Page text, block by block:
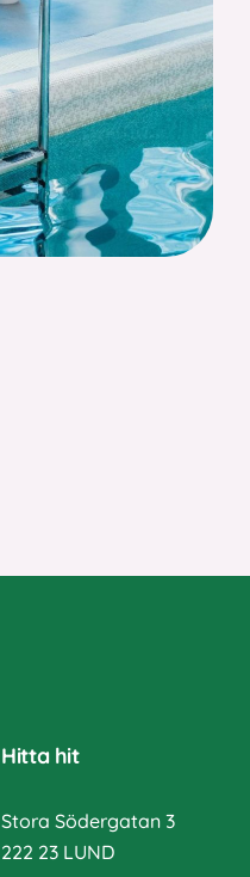
Hitta hit
Stora Södergatan 3
222 23 LUND